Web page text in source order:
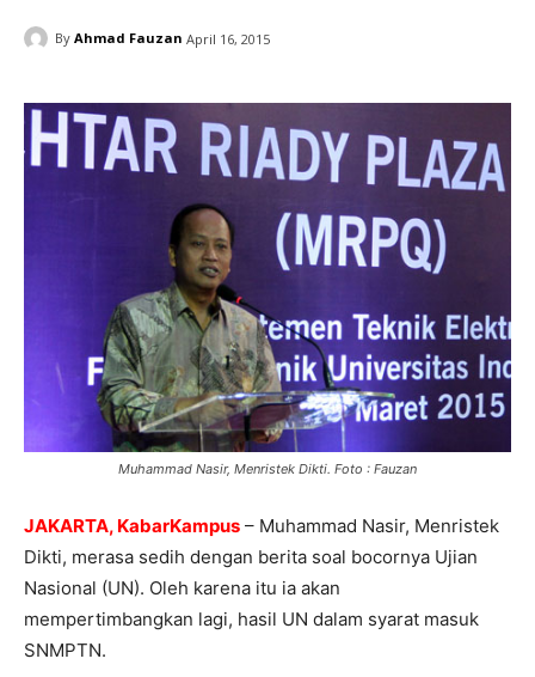
By Ahmad Fauzan April 16, 2015
Muhammad Nasir, Menristek Dikti. Foto : Fauzan
JAKARTA, KabarKampus – Muhammad Nasir, Menristek
Dikti, merasa sedih dengan berita soal bocornya Ujian
Nasional (UN). Oleh karena itu ia akan
mempertimbangkan lagi, hasil UN dalam syarat masuk
SNMPTN.